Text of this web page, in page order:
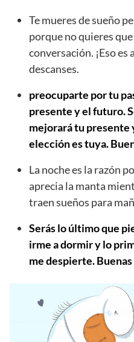
Te mueres de sueño
porque no quieres que
conversación. ¡Eso es
descanses.
preocuparte por tu
presente y el futuro.
mejorará tu presente
elección es tuya.
La noche es la razón
aprecia la manta
traen sueños para
Serás lo último que
irme a dormir y lo
me despierte. Buenas